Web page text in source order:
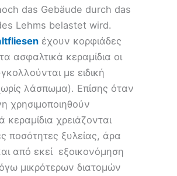
das Gebäude durch das
Lehms belastet wird.
έχουν κορφιάδες
ασφαλτικά κεραμίδια οι
με ειδική
λάσπωμα). Επίσης όταν
χρησιμοποιηθούν
κεραμίδια χρειάζονται
ποσότητες ξυλείας, άρα
από εκεί εξοικονόμηση
μικρότερων διατομών